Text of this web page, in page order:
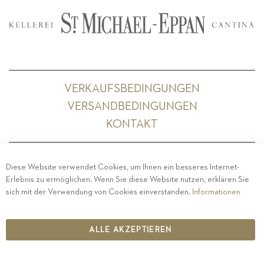
VERKAUFSBEDINGUNGEN
VERSANDBEDINGUNGEN
KONTAKT
PRIVACY-IMPRESSUM- COOKIE POLICY-
ETHISCHER KODEX
IT00126670215
Diese Website verwendet Cookies, um Ihnen ein besseres Internet-
Erlebnis zu ermöglichen. Wenn Sie diese Website nutzen, erklären Sie
sich mit der Verwendung von Cookies einverstanden. Informationen
ALLE AKZEPTIEREN